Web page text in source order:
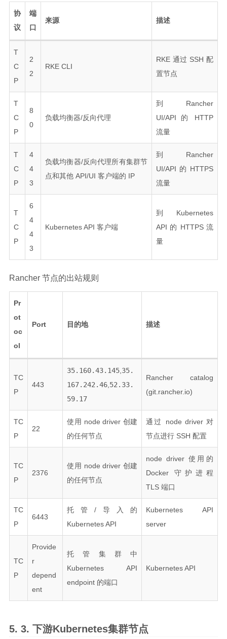
协
议
端
口
来源 描述
T
C
P
2
2
RKE CLI
RKE 通过 SSH 配
置节点
T
C
P
8
0
负载均衡器/反向代理
到 Rancher
UI/API 的 HTTP
流量
T
C
P
4
4
3
负载均衡器/反向代理所有集群节
点和其他 API/UI 客户端的 IP
到 Rancher
UI/API 的 HTTPS
流量
T
C
P
6
4
4
3
Kubernetes API 客户端
到 Kubernetes
API 的 HTTPS 流
量
Rancher 节点的出站规则
Pr
ot
oc
ol
Port 目的地 描述
TC
P
443
35.160.43.145 35.
167.242.46 52.33.
59.17
Rancher catalog
(git.rancher.io)
TC
P
22
使用 node driver 创建
的任何节点
通过 node driver 对
节点进行 SSH 配置
TC
P
2376
使用 node driver 创建
的任何节点
node driver 使用的
Docker 守护进程
TLS 端口
TC
P
6443
托管/导入的
Kubernetes API
Kubernetes API
server
TC
P
Provide
r
depend
ent
托管集群中
Kubernetes API
endpoint 的端口
Kubernetes API
下游Kubernetes集群节点